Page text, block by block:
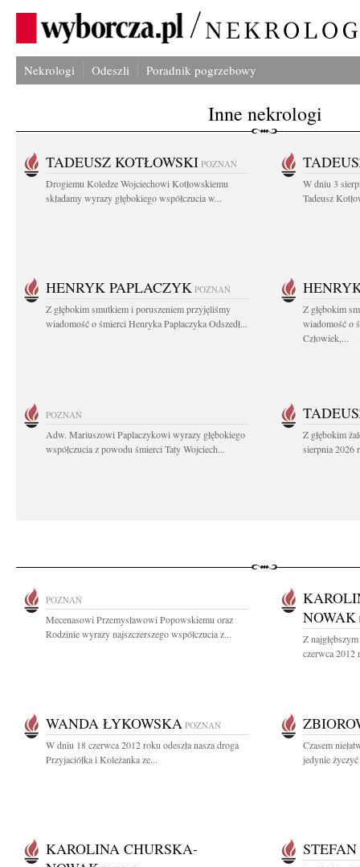
Nekrologi Odeszli Poradnik pogrzebowy
Inne nekrologi
TADEUSZ KOTŁOWSKI POZNAŃ
Drogiemu Koledze Wojciechowi Kotłowskiemu
składamy wyrazy głębokiego współczucia w...
W dniu 3
Tadeusz
HENRYK PAPLACZYK POZNAŃ
Z głębokim smutkiem i poruszeniem przyjęliśmy
wiadomość o śmierci Henryka Paplaczyka Odszedł...
Z głębokim
wiadomość o
Człowiek,...
POZNAŃ
Adw. Mariuszowi Paplaczykowi wyrazy głębokiego
współczucia z powodu śmierci Taty Wojciech...
Z głębokim
sierpnia 2026
POZNAŃ
Mecenasowi Przemysławowi Popowskiemu oraz
Rodzinie wyrazy najszczerszego współczucia z...
NOWAK
Z
czerwca 2012
WANDA ŁYKOWSKA POZNAŃ
W dniu 18 czerwca 2012 roku odeszła nasza droga
Przyjaciółka i Koleżanka ze...
Czasem
jedynie
KAROLINA CHURSKA-